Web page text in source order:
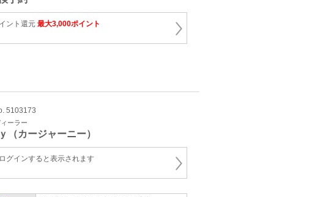
ント還元 最大3,000ポイント
5103173
ーラー
（カージャーニー）
グインすると表示されます